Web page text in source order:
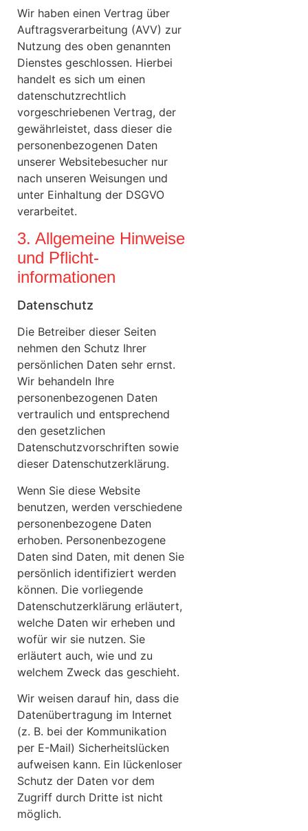
Wir haben einen Vertrag über
Auftragsverarbeitung (AVV) zur
Nutzung des oben genannten
Dienstes geschlossen. Hierbei
handelt es sich um einen
datenschutzrechtlich
vorgeschriebenen Vertrag, der
gewährleistet, dass dieser die
personenbezogenen Daten
unserer Websitebesucher nur
nach unseren Weisungen und
unter Einhaltung der DSGVO
verarbeitet.
3. Allgemeine Hinweise
und Pflicht­
informationen
Datenschutz
Die Betreiber dieser Seiten
nehmen den Schutz Ihrer
persönlichen Daten sehr ernst.
Wir behandeln Ihre
personenbezogenen Daten
vertraulich und entsprechend
den gesetzlichen
Datenschutzvorschriften sowie
dieser Datenschutzerklärung.
Wenn Sie diese Website
benutzen, werden verschiedene
personenbezogene Daten
erhoben. Personenbezogene
Daten sind Daten, mit denen Sie
persönlich identifiziert werden
können. Die vorliegende
Datenschutzerklärung erläutert,
welche Daten wir erheben und
wofür wir sie nutzen. Sie
erläutert auch, wie und zu
welchem Zweck das geschieht.
Wir weisen darauf hin, dass die
Datenübertragung im Internet
(z. B. bei der Kommunikation
per E-Mail) Sicherheitslücken
aufweisen kann. Ein lückenloser
Schutz der Daten vor dem
Zugriff durch Dritte ist nicht
möglich.